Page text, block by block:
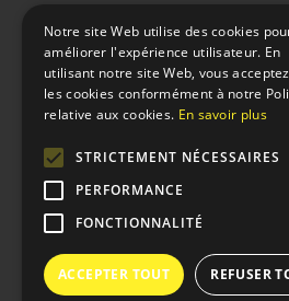
© 2026 •
M5UXCR1
Tous les logos cités
Notre site Web utilise des cookies
améliorer l'expérience utilisateur. En
utilisant notre site Web, vous
les cookies conformément à notre
relative aux cookies. En savoir plus
STRICTEMENT NÉCESSAIRES
PERFORMANCE
FONCTIONNALITÉ
ACCEPTER TOUT REFUSER